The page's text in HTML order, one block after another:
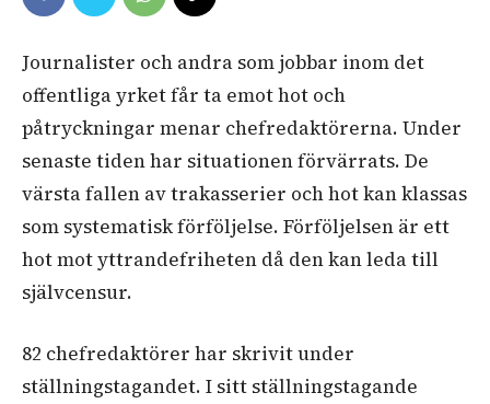
Journalister och andra som jobbar inom det
offentliga yrket får ta emot hot och
påtryckningar menar chefredaktörerna. Under
senaste tiden har situationen förvärrats. De
värsta fallen av trakasserier och hot kan klassas
som systematisk förföljelse. Förföljelsen är ett
hot mot yttrandefriheten då den kan leda till
självcensur.
82 chefredaktörer har skrivit under
ställningstagandet. I sitt ställningstagande